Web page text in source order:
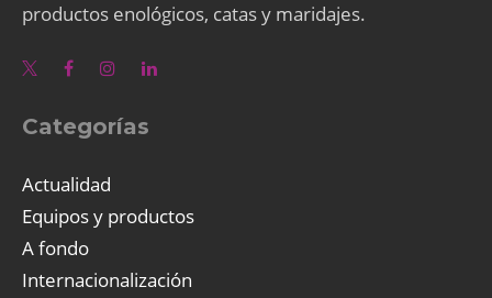
productos enológicos, catas y maridajes.
Categorías
Actualidad
Equipos y productos
A fondo
Internacionalización